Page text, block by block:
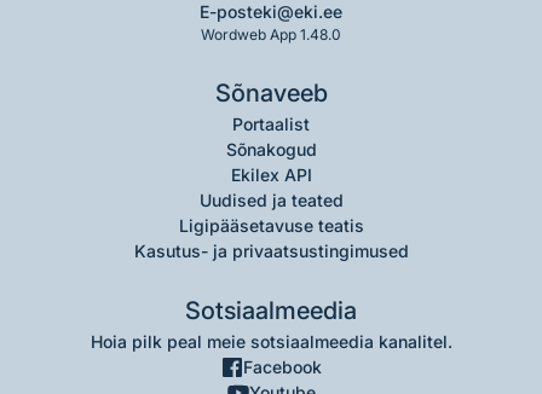
E-posteki@eki.ee
Wordweb App 1.48.0
Sõnaveeb
Portaalist
Sõnakogud
Ekilex API
Uudised ja teated
Ligipääsetavuse teatis
Kasutus- ja privaatsustingimused
Sotsiaalmeedia
Hoia pilk peal meie sotsiaalmeedia kanalitel.
Facebook